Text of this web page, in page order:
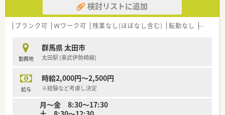
検討リストに追加
ブランク可 Ｗワーク可 残業なし(ほぼなし含む) 転勤なし 車通勤
勤務地
群馬県 太田市
太田駅 (東武伊勢崎線)
給与
時給2,000円～2,500円
※経験など考慮し決定
月〜金 8:30〜17:30